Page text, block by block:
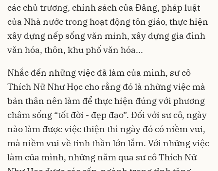
các chủ trương, chính sách của Đảng, pháp luật
của Nhà nước trong hoạt động tôn giáo, thực hiện
xây dựng nếp sống văn minh, xây dựng gia đình
văn hóa, thôn, khu phố văn hóa...
Nhắc đến những việc đã làm của mình, sư cô
Thích Nữ Như Học cho rằng đó là những việc mà
bản thân nên làm để thực hiện đúng với phương
châm sống “tốt đời - đẹp đạo”. Đối với sư cô, ngày
nào làm được việc thiện thì ngày đó có niềm vui,
mà niềm vui về tinh thần lớn lắm. Với những việc
làm của mình, những năm qua sư cô Thích Nữ